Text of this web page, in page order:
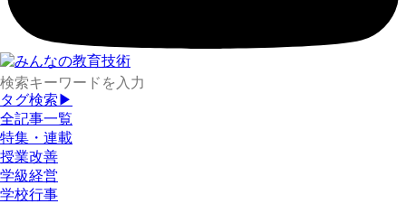
タグ検索▶
全記事一覧
特集・連載
授業改善
学級経営
学校行事